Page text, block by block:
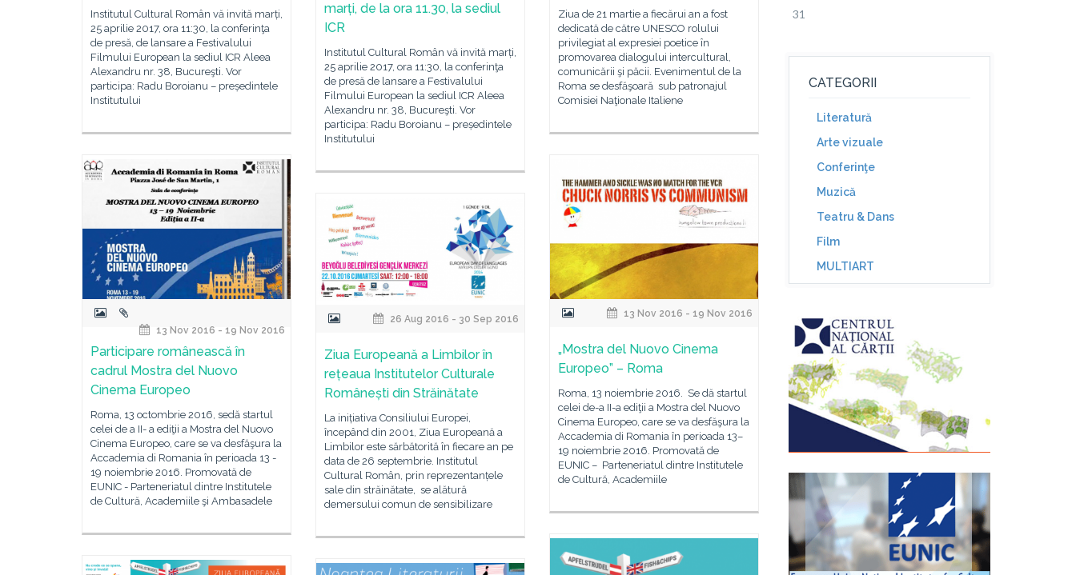
Institutul Cultural Român vă invită marți,
25 aprilie 2017, ora 11:30, la conferinţa
de presă, de lansare a Festivalului
Filmului European la sediul ICR Aleea
Alexandru nr. 38, Bucureşti. Vor
participa: Radu Boroianu – președintele
Institutului
marți, de la ora 11.30, la sediul
ICR
Institutul Cultural Român vă invită marți,
25 aprilie 2017, ora 11:30, la conferinţa
de presă de lansare a Festivalului
Filmului European la sediul ICR Aleea
Alexandru nr. 38, Bucureşti. Vor
participa: Radu Boroianu – președintele
Institutului
Ziua de 21 martie a fiecărui an a fost
dedicată de către UNESCO rolului
privilegiat al expresiei poetice în
promovarea dialogului intercultural,
comunicării şi păcii. Evenimentul de la
Roma se desfăşoară sub patronajul
Comisiei Naţionale Italiene
13 Nov 2016 - 19 Nov 2016
Participare românească în
cadrul Mostra del Nuovo
Cinema Europeo
Roma, 13 octombrie 2016, sedă startul
celei de a II- a ediţii a Mostra del Nuovo
Cinema Europeo, care se va desfăşura la
Accademia di Romania în perioada 13 -
19 noiembrie 2016. Promovată de
EUNIC - Parteneriatul dintre Institutele
de Cultură, Academiile şi Ambasadele
13 Nov 2016 - 19 Nov 2016
„Mostra del Nuovo Cinema
Europeo” – Roma
Roma, 13 noiembrie 2016. Se dă startul
celei de-a II-a ediţii a Mostra del Nuovo
Cinema Europeo, care se va desfăşura la
Accademia di Romania în perioada 13–
19 noiembrie 2016. Promovată de
EUNIC – Parteneriatul dintre Institutele
de Cultură, Academiile
26 Aug 2016 - 30 Sep 2016
Ziua Europeană a Limbilor în
rețeaua Institutelor Culturale
Românești din Străinătate
La inițiativa Consiliului Europei,
începând din 2001, Ziua Europeană a
Limbilor este sărbătorită în fiecare an pe
data de 26 septembrie. Institutul
Cultural Român, prin reprezentanțele
sale din străinătate, se alătură
demersului comun de sensibilizare
31
CATEGORII
Literatură
Arte vizuale
Conferinţe
Muzică
Teatru & Dans
Film
MULTIART